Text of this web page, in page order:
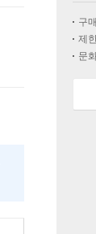
구
제
문